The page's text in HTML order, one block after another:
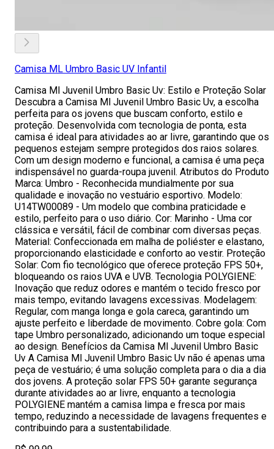
Camisa ML Umbro Basic UV Infantil
Camisa Ml Juvenil Umbro Basic Uv: Estilo e Proteção Solar
Descubra a Camisa Ml Juvenil Umbro Basic Uv, a escolha
perfeita para os jovens que buscam conforto, estilo e
proteção. Desenvolvida com tecnologia de ponta, esta
camisa é ideal para atividades ao ar livre, garantindo que os
pequenos estejam sempre protegidos dos raios solares.
Com um design moderno e funcional, a camisa é uma peça
indispensável no guarda-roupa juvenil. Atributos do Produto
Marca: Umbro - Reconhecida mundialmente por sua
qualidade e inovação no vestuário esportivo. Modelo:
U14TW00089 - Um modelo que combina praticidade e
estilo, perfeito para o uso diário. Cor: Marinho - Uma cor
clássica e versátil, fácil de combinar com diversas peças.
Material: Confeccionada em malha de poliéster e elastano,
proporcionando elasticidade e conforto ao vestir. Proteção
Solar: Com fio tecnológico que oferece proteção FPS 50+,
bloqueando os raios UVA e UVB. Tecnologia POLYGIENE:
Inovação que reduz odores e mantém o tecido fresco por
mais tempo, evitando lavagens excessivas. Modelagem:
Regular, com manga longa e gola careca, garantindo um
ajuste perfeito e liberdade de movimento. Cobre gola: Com
tape Umbro personalizado, adicionando um toque especial
ao design. Benefícios da Camisa Ml Juvenil Umbro Basic
Uv A Camisa Ml Juvenil Umbro Basic Uv não é apenas uma
peça de vestuário; é uma solução completa para o dia a dia
dos jovens. A proteção solar FPS 50+ garante segurança
durante atividades ao ar livre, enquanto a tecnologia
POLYGIENE mantém a camisa limpa e fresca por mais
tempo, reduzindo a necessidade de lavagens frequentes e
contribuindo para a sustentabilidade.